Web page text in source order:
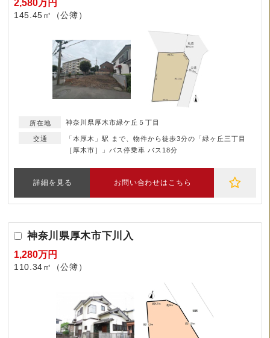
2,580万円
145.45㎡（公簿）
神奈川県厚木市緑ケ丘５丁目
「本厚木」駅 まで、物件から徒歩3分の「緑ヶ丘三丁目
［厚木市］」バス停乗車 バス18分
詳細を見る お問い合わせはこちら
神奈川県厚木市下川入
1,280万円
110.34㎡（公簿）